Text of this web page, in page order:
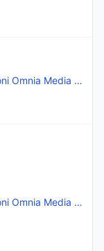
Soluzioni Omnia Media Srl
Soluzioni Omnia Media Srl